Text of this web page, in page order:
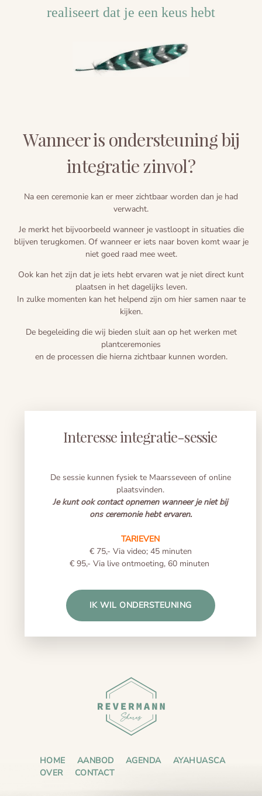
realiseert dat je een keus hebt
Wanneer is ondersteuning bij
integratie zinvol?
Na een ceremonie kan er meer zichtbaar worden dan je had
verwacht.
Je merkt het bijvoorbeeld wanneer je vastloopt in situaties die
blijven terugkomen. Of wanneer er iets naar boven komt waar je
niet goed raad mee weet.
Ook kan het zijn dat je iets hebt ervaren wat je niet direct kunt
plaatsen in het dagelijks leven.
In zulke momenten kan het helpend zijn om hier samen naar te
kijken.
De begeleiding die wij bieden sluit aan op het werken met
plantceremonies
en de processen die hierna zichtbaar kunnen worden.
Interesse integratie-sessie
De sessie kunnen fysiek te Maarsseveen of online
plaatsvinden.
Je kunt ook contact opnemen wanneer je niet bij
ons ceremonie hebt ervaren.
TARIEVEN
€ 75,- Via video; 45 minuten
€ 95,- Via live ontmoeting, 60 minuten
IK WIL ONDERSTEUNING
HOME AANBOD AGENDA
AYAHUASCA
OVER
CONTACT